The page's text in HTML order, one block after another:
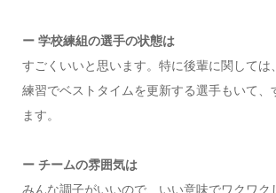
ー 学校練組の選手の状態は
すごくいいと思います。特に後輩に関しては
練習でベストタイムを更新する選手もいて、
ます。
ー チームの雰囲気は
みんな調子がいいので、いい意味でワクワク